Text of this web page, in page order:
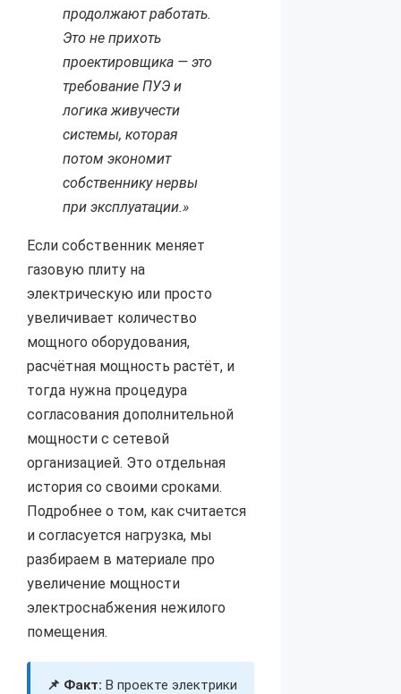
продолжают работать.
Это не прихоть
проектировщика — это
требование ПУЭ и
логика живучести
системы, которая
потом экономит
собственнику нервы
при эксплуатации.»
Если собственник меняет
газовую плиту на
электрическую или просто
увеличивает количество
мощного оборудования,
расчётная мощность растёт, и
тогда нужна процедура
согласования дополнительной
мощности с сетевой
организацией. Это отдельная
история со своими сроками.
Подробнее о том, как считается
и согласуется нагрузка, мы
разбираем в материале про
увеличение мощности
электроснабжения нежилого
помещения.
📌 Факт: В проекте электрики